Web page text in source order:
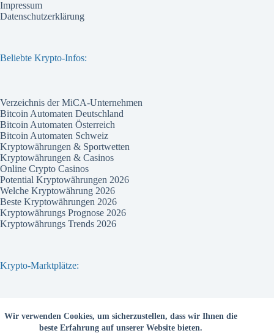
Wir verwenden Cookies, um sicherzustellen, dass wir Ihnen die
beste Erfahrung auf unserer Website bieten.
Impressum
Datenschutzerklärung
Beliebte Krypto-Infos:
Verzeichnis der MiCA-Unternehmen
Bitcoin Automaten Deutschland
Bitcoin Automaten Österreich
Bitcoin Automaten Schweiz
Kryptowährungen & Sportwetten
Kryptowährungen & Casinos
Online Crypto Casinos
Potential Kryptowährungen 2026
Welche Kryptowährung 2026
Beste Kryptowährungen 2026
Kryptowährungs Prognose 2026
Kryptowährungs Trends 2026
Krypto-Marktplätze:
Bitpanda